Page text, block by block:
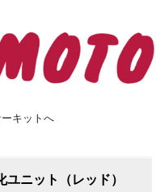
キットへ
ニット（レッド）